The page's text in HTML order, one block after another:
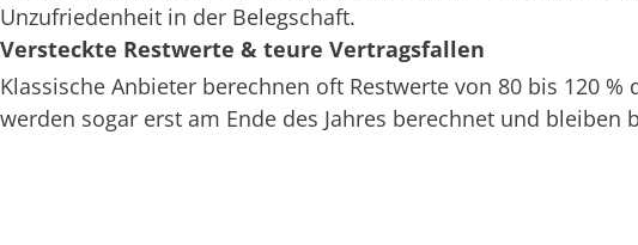
Unzufriedenheit in der Belegschaft.
Versteckte Restwerte & teure Vertragsfallen
Klassische Anbieter berechnen oft Restwerte von 80 bis 120
werden sogar erst am Ende des Jahres berechnet und bleiben